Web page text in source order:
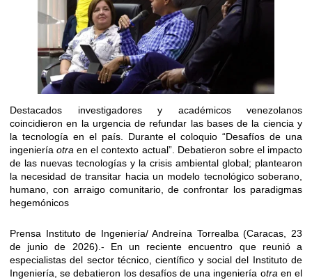
Destacados investigadores y académicos venezolanos
coincidieron en la urgencia de refundar las bases de la ciencia y
la tecnología en el país. Durante el coloquio “Desafíos de una
ingenieríaotra en el contexto actual”. Debatieron sobre el impacto
de las nuevas tecnologías y la crisis ambiental global; plantearon
la necesidad de transitar hacia un modelo tecnológico soberano,
humano, con arraigo comunitario, de confrontar los paradigmas
hegemónicos
Prensa Instituto de Ingeniería/ Andreína Torrealba (Caracas, 23
de junio de 2026).- En un reciente encuentro que reunió a
especialistas del sector técnico, científico y social del Instituto de
Ingeniería, se debatieron los desafíos de una ingeniería otraen el